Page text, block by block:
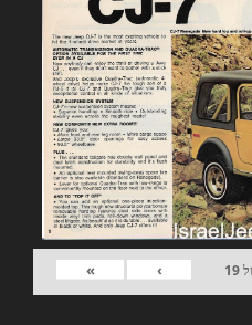
19
›
»